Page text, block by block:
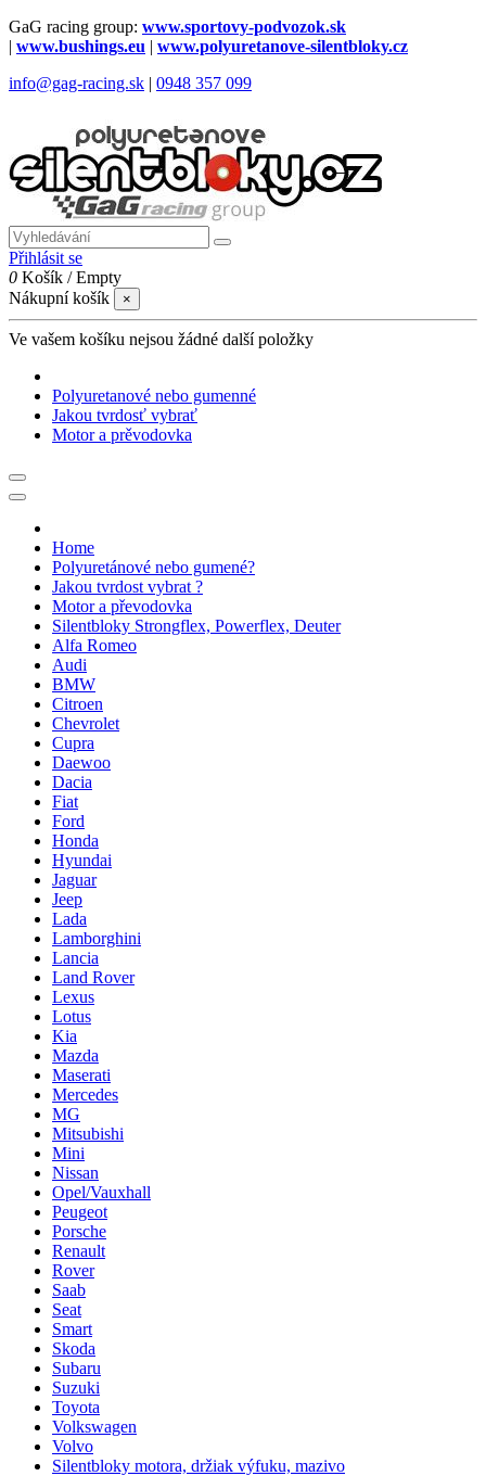
GaG racing group: www.sportovy-podvozok.sk
| www.bushings.eu | www.polyuretanove-silentbloky.cz
info@gag-racing.sk | 0948 357 099
Přihlásit se
0 Košík /Empty
Nákupní košík
×
Ve vašem košíku nejsou žádné další položky
Polyuretanové nebo gumenné
Jakou tvrdosť vybrať
Motor a prěvodovka
Home
Polyuretánové nebo gumené?
Jakou tvrdost vybrat ?
Motor a převodovka
Silentbloky Strongflex, Powerflex, Deuter
Alfa Romeo
Audi
BMW
Citroen
Chevrolet
Cupra
Daewoo
Dacia
Fiat
Ford
Honda
Hyundai
Jaguar
Jeep
Lada
Lamborghini
Lancia
Land Rover
Lexus
Lotus
Kia
Mazda
Maserati
Mercedes
MG
Mitsubishi
Mini
Nissan
Opel/Vauxhall
Peugeot
Porsche
Renault
Rover
Saab
Seat
Smart
Skoda
Subaru
Suzuki
Toyota
Volkswagen
Volvo
Silentbloky motora, držiak výfuku, mazivo